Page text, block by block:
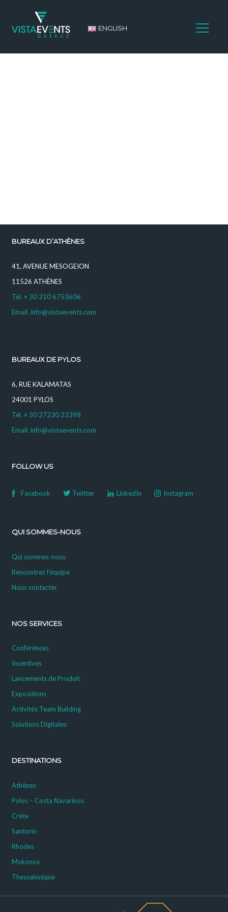
ENGLISH
BUREAUX D’ATHÈNES
41, AVENUE MESOGEION
11526 ATHÈNES
Tél. + 30 210 6753606
Email. info@vistaevents.com
BUREAUX DE PYLOS
6, RUE KALAMATAS
24001 PYLOS
Tél. + 30 27230 23398
Email. info@vistaevents.com
FOLLOW US
Facebook Twitter LinkedIn Instagram
QUI SOMMES-NOUS
Qui sommes-nous
Rencontrez l’équipe
Nous contacter
NOS SERVICES
Conférénces
Incentives
Lancements de Produit
Expositions
Activités Team Building
Solutions Digitales
DESTINATIONS
Athènes
Pylos – Costa Navarinos
Crète
Santorin
Rhodes
Mykonos
Thessalonique